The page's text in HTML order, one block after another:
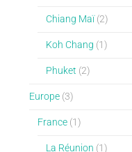
Chiang Maï(2)
Koh Chang (1)
Phuket (2)
Europe(3)
France(1)
La Réunion (1)